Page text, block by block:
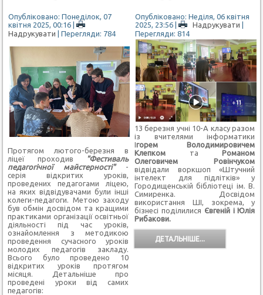
Опубліковано: Понеділок, 07
квітня 2025, 00:16 |
Надрукувати | Перегляди: 784
Протягом лютого-березня в
ліцеї проходив
"Фестиваль
педагогічної майстерності"-
серія відкритих уроків,
проведених педагогами ліцею,
на яких відвідувачами були інші
колеги-педагоги. Метою заходу
був обмін досвідом та кращими
практиками організації освітньої
діяльності під час уроків,
ознайомлення з методикою
проведення сучасного уроків
молодих педагогів закладу.
Всього було проведено 10
відкритих уроків протягом
місяця. Детальніше про
проведені уроки від самих
педагогів:
Опубліковано: Неділя, 06 квітня
2025, 23:56| Надрукувати |
Перегляди: 814
13 березня учні 10-А класу разом
із вчителями інформатики
Ігорем Володимировичем
КлепкомтаРоманом
Олеговичем Ровінчуком
відвідали воркшоп «Штучний
інтелект для підлітків» у
Городищенській бібліотеці ім. В.
Симиренка. Досвідом
використання ШІ, зокрема, у
бізнесі поділилися Євгеній і Юлія
Рибакови.
ДЕТАЛЬНІШЕ...